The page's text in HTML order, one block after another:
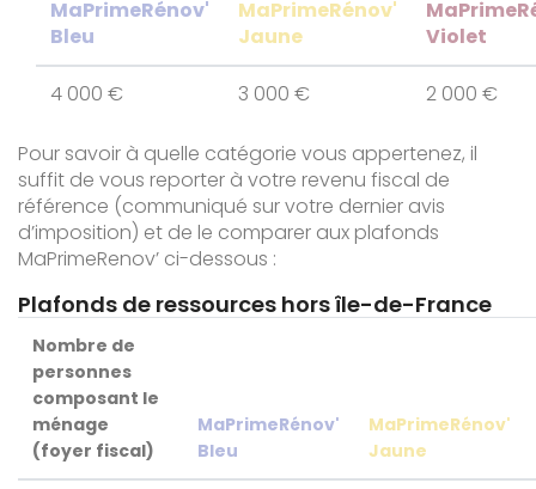
MaPrimeRénov'
Bleu
MaPrimeRénov'
Jaune
Violet
4 000 € 3 000 € 2 000 €
Pour savoir à quelle catégorie vous appertenez, il
suffit de vous reporter à votre revenu fiscal de
référence (communiqué sur votre dernier avis
d’imposition) et de le comparer aux plafonds
MaPrimeRenov’ ci-dessous :
Plafonds de ressources hors île-de-France
Nombre de
personnes
composant le
ménage
(foyer fiscal)
MaPrimeRénov'
Bleu
MaPrimeRénov'
Jaune